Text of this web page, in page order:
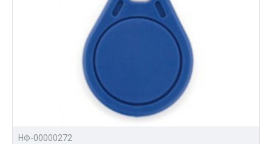
НФ-00000272